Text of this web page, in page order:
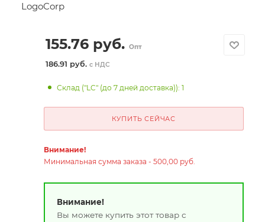
LogoCorp
155.76руб. Опт
186.91 руб. с НДС
Склад ("LC" (до 7 дней доставка)): 1
КУПИТЬ СЕЙЧАС
Внимание!
Минимальная сумма заказа - 500,00 руб.
Внимание!
Вы можете купить этот товар с